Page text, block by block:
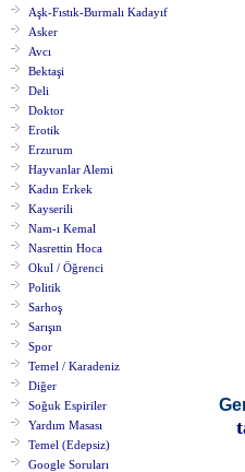
Aşk-Fıstık-Burmalı Kadayıf
Asker
Avcı
Bektaşi
Deli
Doktor
Erotik
Erzurum
Hayvanlar Alemi
Kadın Erkek
Kayserili
Nam-ı Kemal
Nasrettin Hoca
Okul / Öğrenci
Politik
Sarhoş
Sarışın
Spor
Temel / Karadeniz
Diğer
Soğuk Espiriler
Yardım Masası
Temel (Edepsiz)
Google Soruları